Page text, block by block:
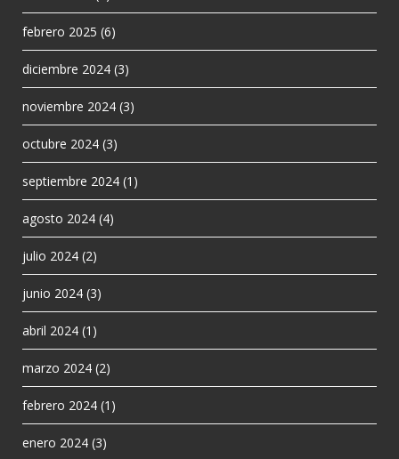
febrero 2025 (6)
diciembre 2024 (3)
noviembre 2024 (3)
octubre 2024 (3)
septiembre 2024 (1)
agosto 2024 (4)
julio 2024 (2)
junio 2024 (3)
abril 2024 (1)
marzo 2024 (2)
febrero 2024 (1)
enero 2024 (3)